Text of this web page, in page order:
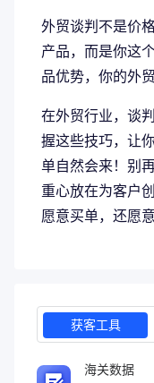
外贸谈判不是价
产品，而是你这
品优势，你的外
在外贸行业，谈
握这些技巧，让
单自然会来！别
重心放在为客户
愿意买单，还愿
获客工具
海关数据